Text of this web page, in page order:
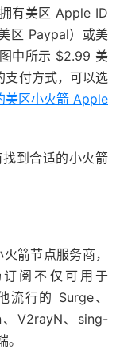
有美区 Apple ID
区 Paypal）或美
中所示 $2.99 美
支付方式，可以选
美区小火箭 Apple
到合适的小火箭
箭节点服务商，
阅不仅可用于
流行的 Surge、
V2rayN、sing-